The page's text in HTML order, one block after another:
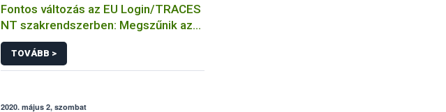
Fontos változás az EU Login/TRACES
NT szakrendszerben: Megszűnik az
SMS-alapú kétfaktoros hitelesítés!
TOVÁBB >
2020. május 2, szombat